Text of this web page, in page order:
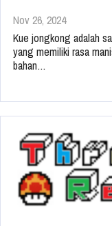
Nov 26, 2024
Kue jongkong adalah
yang memiliki rasa
bahan…